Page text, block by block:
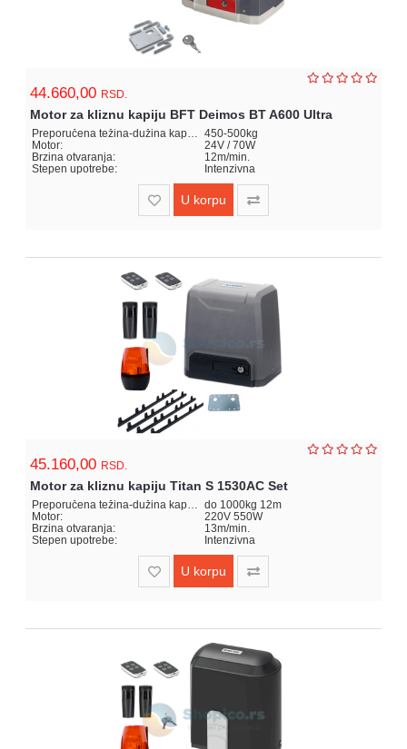
44.660,00 RSD.
Motor za kliznu kapiju BFT Deimos BT A600 Ultra
Preporučena težina-dužina kapije: 450-500kg
Motor:
24V / 70W
Brzina otvaranja:
12m/min.
Stepen upotrebe:
Intenzivna
U korpu
45.160,00 RSD.
Motor za kliznu kapiju Titan S 1530AC Set
Preporučena težina-dužina kapije: do 1000kg 12m
Motor:
220V 550W
Brzina otvaranja:
13m/min.
Stepen upotrebe:
Intenzivna
U korpu